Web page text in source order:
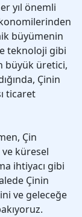
yıl önemli
büyümenin
teknoloji gibi
büyük üretici,
Çinin
ticaret
Çin
küresel
ihtiyacı gibi
Çinin
ve geleceğe